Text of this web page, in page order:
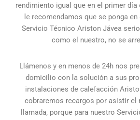
rendimiento igual que en el primer día
le recomendamos que se ponga
Servicio Técnico Ariston Jávea
como el nuestro, no se
Llámenos y en menos de 24h nos
domicilio con la solución a sus
instalaciones de calefacción
cobraremos recargos por asistir el
llamada, porque para nuestro